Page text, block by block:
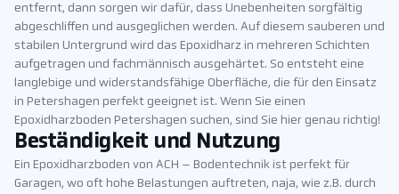
entfernt, dann sorgen wir dafür, dass Unebenheiten sorgfältig
abgeschliffen und ausgeglichen werden. Auf diesem sauberen und
stabilen Untergrund wird das Epoxidharz in mehreren Schichten
aufgetragen und fachmännisch ausgehärtet. So entsteht eine
langlebige und widerstandsfähige Oberfläche, die für den Einsatz
in Petershagen perfekt geeignet ist. Wenn Sie einen
Epoxidharzboden Petershagen suchen, sind Sie hier genau richtig!
Beständigkeit und Nutzung
Ein Epoxidharzboden von ACH – Bodentechnik ist perfekt für
Garagen, wo oft hohe Belastungen auftreten, naja, wie z.B. durch